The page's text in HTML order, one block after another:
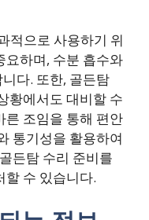
적으로 사용하기 위
요하며, 수분 흡수와
다. 또한, 골든탐
황에서도 대비할 수
른 조임을 통해 편안
통기성을 활용하여
든탐 수리 준비를
할 수 있습니다.